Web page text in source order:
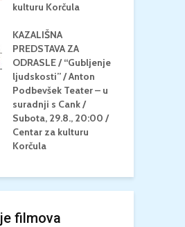
kulturu Korčula
KAZALIŠNA
PREDSTAVA ZA
ODRASLE / “Gubljenje
ljudskosti” / Anton
Podbevšek Teater – u
suradnji s Cank /
Subota, 29.8., 20:00 /
Centar za kulturu
Korčula
filmova